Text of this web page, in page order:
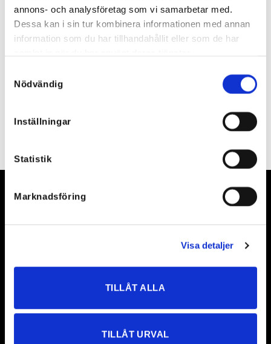
annons- och analysföretag som vi samarbetar med.
Dessa kan i sin tur kombinera informationen med annan
information som du har tillhandahållit eller som de har
Nödvändig
Inställningar
Statistik
Marknadsföring
Visa detaljer
TILLÅT ALLA
TILLÅT URVAL
VÅRT NYHETSBREV
Evig kjærlighet AB
Sverige